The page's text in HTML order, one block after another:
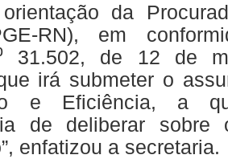
orientação da
RN), em
31.502, de 12 de
irá submeter o
e Eficiência, a
de deliberar sobre
enfatizou a secretaria.